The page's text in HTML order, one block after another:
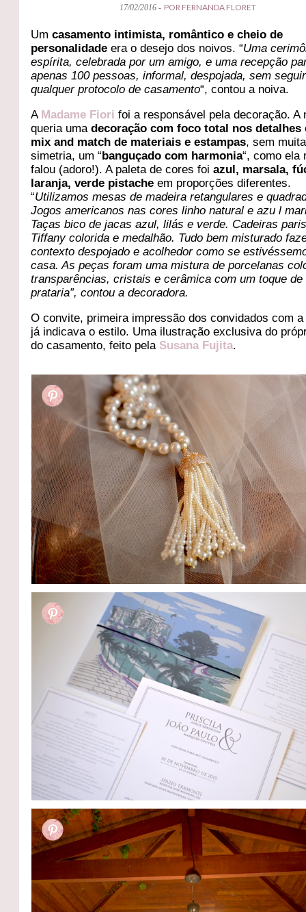
17/02/2016 - POR FERNANDA FLORET
Umcasamento intimista, romântico e cheio de
personalidade era o desejo dos noivos. “Uma
espírita, celebrada por um amigo, e uma recepção
apenas 100 pessoas, informal, despojada, sem seguir
qualquer protocolo de casamento“, contou a noiva.
A Madame Fiori foi a responsável pela decoração. A
queria umadecoração com foco total nos detalhes
mix and match de materiais e estampas, sem muita
simetria, um “ banguçado com harmonia“, como ela
falou (adoro!). A paleta de cores foiazul, marsala,
laranja, verde pistache em proporções diferentes.
“Utilizamos mesas de madeira retangulares e
Jogos americanos nas cores linho natural e azu l
Taças bico de jacas azul, lilás e verde. Cadeiras
Tiffany colorida e medalhão. Tudo bem misturado
contexto despojado e acolhedor como se
casa. As peças foram uma mistura de porcelanas
transparências, cristais e cerâmica com um toque de
prataria”, contou a decoradora.
O convite, primeira impressão dos convidados com
já indicava o estilo. Uma ilustração exclusiva do
do casamento, feito pela Susana Fujita.